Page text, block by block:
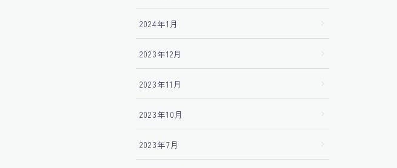
2024年1月
2023年12月
2023年11月
2023年10月
2023年7月